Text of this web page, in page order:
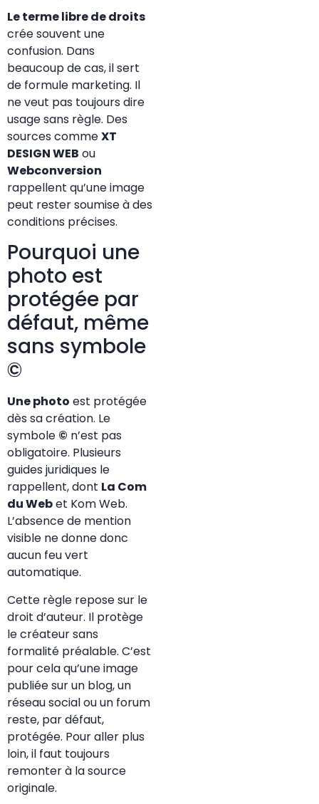
Le terme libre de droits
crée souvent une
confusion. Dans
beaucoup de cas, il sert
de formule marketing. Il
ne veut pas toujours dire
usage sans règle. Des
sources commeXT
DESIGN WEB ou
Webconversion
rappellent qu’une image
peut rester soumise à des
conditions précises.
Pourquoi une
photo est
protégée par
défaut, même
sans symbole
©
Une photo est protégée
dès sa création. Le
symbole © n’est pas
obligatoire. Plusieurs
guides juridiques le
rappellent, dont La Com
du Webet Kom Web.
L’absence de mention
visible ne donne donc
aucun feu vert
automatique.
Cette règle repose sur le
droit d’auteur. Il protège
le créateur sans
formalité préalable. C’est
pour cela qu’une image
publiée sur un blog, un
réseau social ou un forum
reste, par défaut,
protégée. Pour aller plus
loin, il faut toujours
remonter à la source
originale.